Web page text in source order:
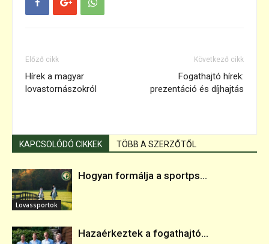
Előző cikk
Hírek a magyar
lovastornászokról
Következő cikk
Fogathajtó hírek:
prezentáció és díjhajtás
KAPCSOLÓDÓ CIKKEK TÖBB A SZERZŐTŐL
Lovassportok
Hogyan formálja a sportps...
Hazaérkeztek a fogathajtó...